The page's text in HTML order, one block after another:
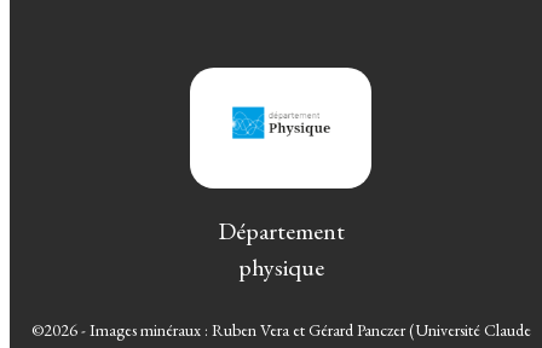
Département
physique
©2026 - Images minéraux : Ruben Vera et Gérard Panczer (Université Claude